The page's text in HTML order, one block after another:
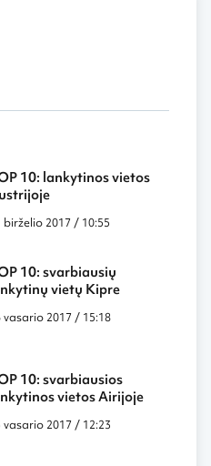
10: lankytinos vietos
birželio 2017 / 10:55
10: svarbiausių
vietų Kipre
vasario 2017 / 15:18
10: svarbiausios
vietos Airijoje
vasario 2017 / 12:23